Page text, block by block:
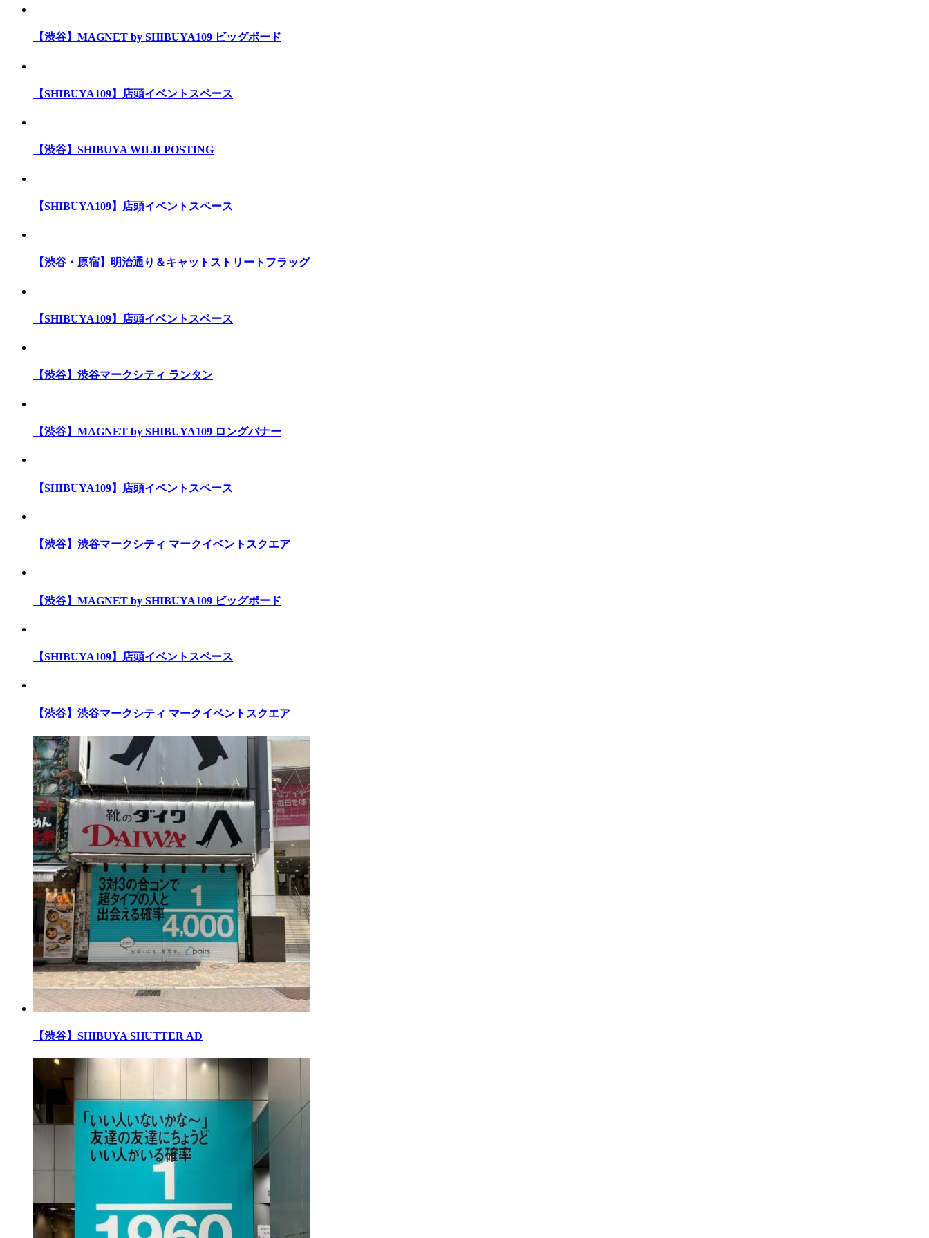
【渋谷】MAGNET by SHIBUYA109 ビッグボード
【SHIBUYA109】店頭イベントスペース
【渋谷】SHIBUYA WILD POSTING
【SHIBUYA109】店頭イベントスペース
【渋谷・原宿】明治通り＆キャットストリートフラッグ
【SHIBUYA109】店頭イベントスペース
【渋谷】渋谷マークシティ ランタン
【渋谷】MAGNET by SHIBUYA109 ロングバナー
【SHIBUYA109】店頭イベントスペース
【渋谷】渋谷マークシティ マークイベントスクエア
【渋谷】MAGNET by SHIBUYA109 ビッグボード
【SHIBUYA109】店頭イベントスペース
【渋谷】渋谷マークシティ マークイベントスクエア
【渋谷】SHIBUYA SHUTTER AD